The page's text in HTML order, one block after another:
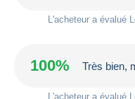
L'acheteur a évalué
100% Très bien,
L'acheteur a évalué